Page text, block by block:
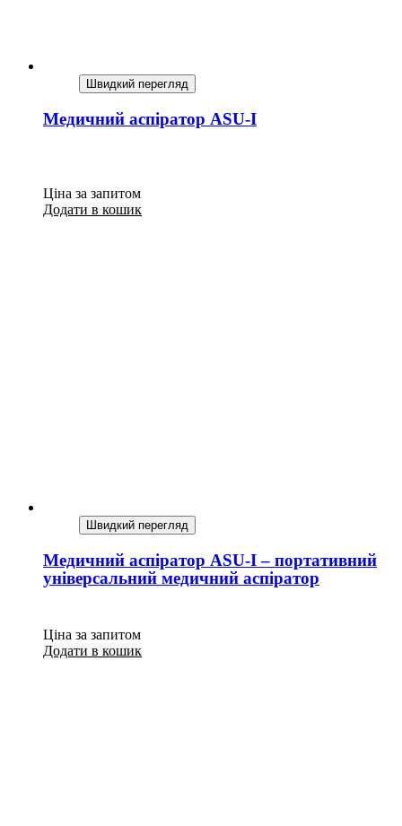
Швидкий перегляд
Медичний аспіратор ASU-I
Ціна за запитом
Додати в кошик
Швидкий перегляд
Медичний аспіратор ASU-I – портативний
універсальний медичний аспіратор
Ціна за запитом
Додати в кошик